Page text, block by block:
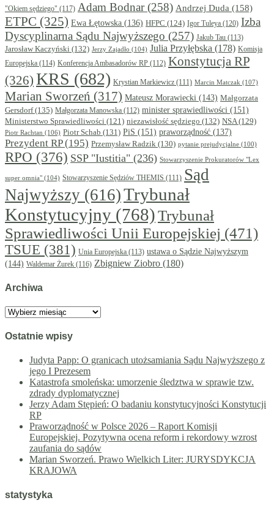
"Okiem sędziego" (117) Adam Bodnar(258) Andrzej Duda (158)
ETPC (325) Ewa Łętowska (136) HFPC (124) Igor Tuleya (120) Izba
Dyscyplinarna Sądu Najwyższego (257) Jakub Tau (113)
Jarosław Kaczyński (132) Jerzy Zajadło (104) Julia Przyłębska (178) Komisja
Europejska (114) Konferencja Ambasadorów RP (112) Konstytucja RP
(326) KRS (682) Krystian Markiewicz (111) Marcin Matczak (107)
Marian Sworzeń (317) Mateusz Morawiecki (143) Małgorzata
Gersdorf(135) Małgorzata Manowska (112) minister sprawiedliwości (151)
Ministerstwo Sprawiedliwości (121) niezawisłość sędziego (132) NSA(129)
Piotr Rachtan (106) Piotr Schab (131) PiS (151) praworządność (137)
Prezydent RP(195) Przemysław Radzik (130) pytanie prejudycjalne (100)
RPO (376) SSP "Iustitia" (236) Stowarzyszenie Prokuratorów "Lex
super omnia" (104) Stowarzyszenie Sędziów THEMIS (111) Sąd
Najwyższy (616)Trybunał
Konstytucyjny (768)Trybunał
Sprawiedliwości Unii Europejskiej (471)
TSUE (381) Unia Europejska (113) ustawa o Sądzie Najwyższym
(144) Waldemar Żurek (116) Zbigniew Ziobro (180)
Archiwa
Archiwa
Ostatnie wpisy
Judyta Papp: O granicach utożsamiania Sądu Najwyższego z
jego I Prezesem
Katastrofa smoleńska: umorzenie śledztwa w sprawie tzw.
zdrady dyplomatycznej
Jerzy Adam Stępień: O badaniu konstytucyjności Konstytucji
RP
Praworządność w Polsce 2026 – Raport Komisji
Europejskiej. Pozytywna ocena reform i rekordowy wzrost
zaufania do sądów
Marian Sworzeń. Prawo Wielkich Liter: JURYSDYKCJA
KRAJOWA
statystyka